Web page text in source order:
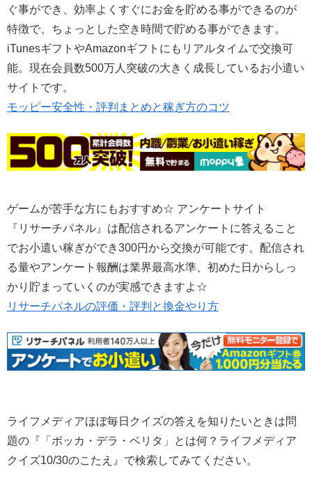
ぐ事ができ、効率よくすぐにお金を貯める事ができるのが
特徴で、ちょっとした空き時間で貯める事ができます。
iTunesギフトやAmazonギフトにもリアルタイムで交換可
能。現在会員数500万人突破の大きく成長しているお小遣い
サイトです。
モッピー安全性・評判まとめと稼ぎ方のコツ
ゲームが苦手な方にもおすすめ☆ アンケートサイト
『リサーチパネル』は配信されるアンケートに答えること
でお小遣い稼ぎができ300円から交換が可能です。配信され
る量やアンケート報酬は業界最高水準、初めた日からしっ
かり貯まっていくのが実感できますよ☆
リサーチパネルの評価・評判と換金やり方
ライフメディアほぼ毎日クイズの答えを知りたいときは問
題の『「ボッカ・デラ・ベリタ」とは何？ライフメディア
クイズ10/30のこたえ』で検索してみてください。